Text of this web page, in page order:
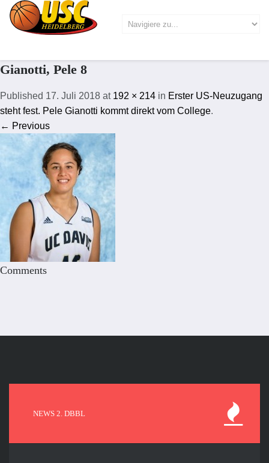
Gianotti, Pele 8
Published 17. Juli 2018 at 192 × 214 in Erster US-Neuzugang
steht fest. Pele Gianotti kommt direkt vom College.
← Previous
Comments
NEWS 2. DBBL